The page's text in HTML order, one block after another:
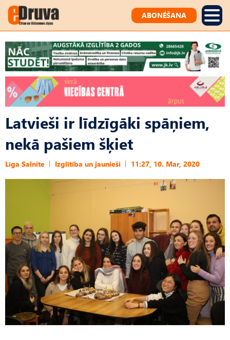
ABONĒŠANA
Latvieši ir līdzīgāki spāņiem,
nekā pašiem šķiet
Līga Salnite Izglītība un jaunieši 11:27, 10. Mar, 2020